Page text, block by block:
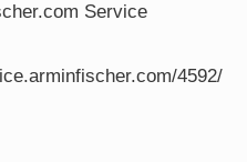
Service
4592/